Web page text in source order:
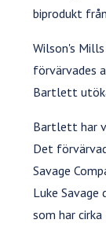
biprodukt
Wilson's
förvärvades
Bartlett
Bartlett har
Det
Savage
Luke
som har